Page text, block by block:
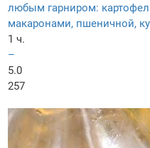
любым гарниром:
макаронами, пшеничной,
1 ч.
–
5.0
257